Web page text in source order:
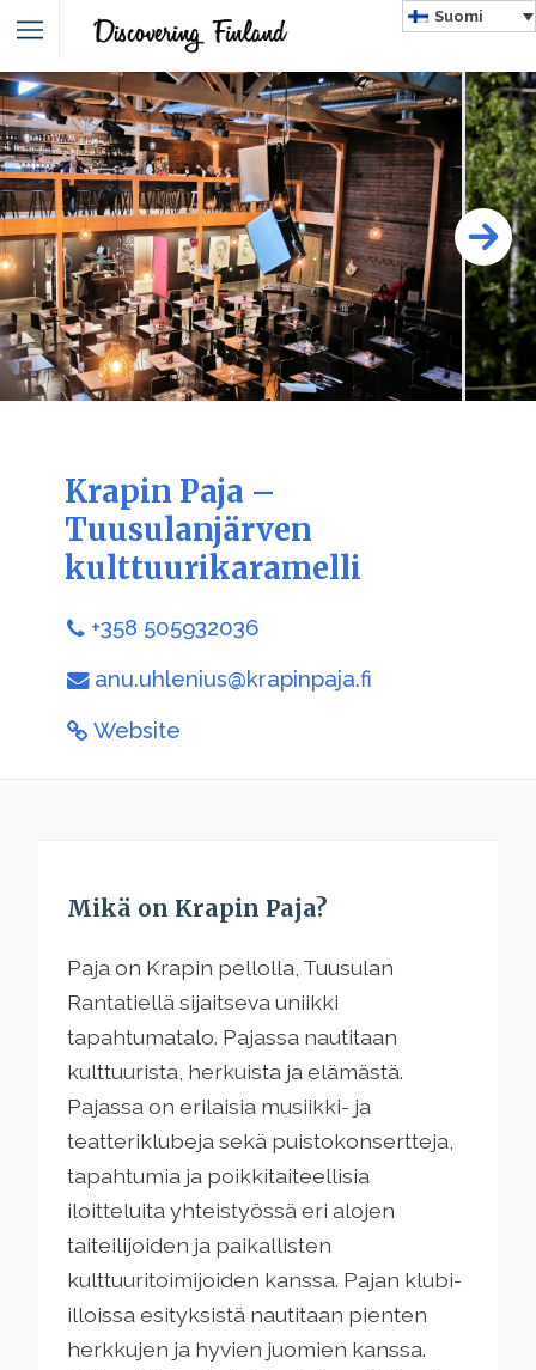
Suomi
Krapin Paja –
Tuusulanjärven
kulttuurikaramelli
+358 505932036
anu.uhlenius@krapinpaja.fi
Website
Mikä on Krapin Paja?
Paja on Krapin pellolla, Tuusulan
Rantatiellä sijaitseva uniikki
tapahtumatalo. Pajassa nautitaan
kulttuurista, herkuista ja elämästä.
Pajassa on erilaisia musiikki- ja
teatteriklubeja sekä puistokonsertteja,
tapahtumia ja poikkitaiteellisia
iloitteluita yhteistyössä eri alojen
taiteilijoiden ja paikallisten
kulttuuritoimijoiden kanssa. Pajan klubi-
illoissa esityksistä nautitaan pienten
herkkujen ja hyvien juomien kanssa.